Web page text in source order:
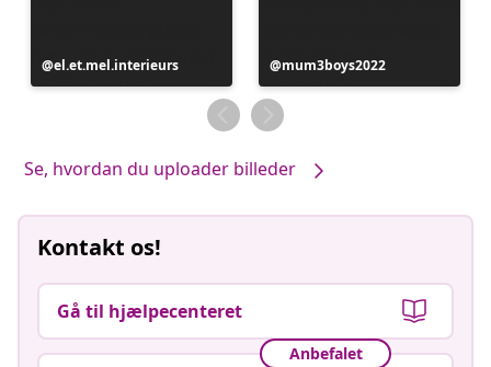
Opslag
offentliggjort
el.et.mel.interieurs
Opslag
offentliggjort
af
mum3boys2022
Se, hvordan du uploader billeder
Kontakt os!
Gå til hjælpecenteret
Anbefalet